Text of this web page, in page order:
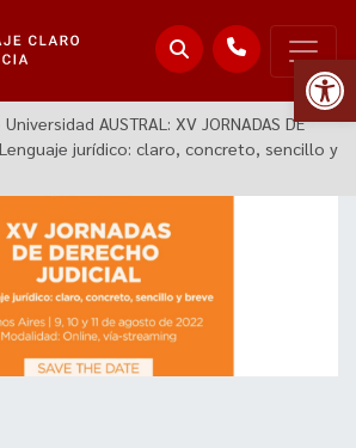
Universidad AUSTRAL: XV JORNADAS DE
«Lenguaje jurídico: claro, concreto, sencillo y